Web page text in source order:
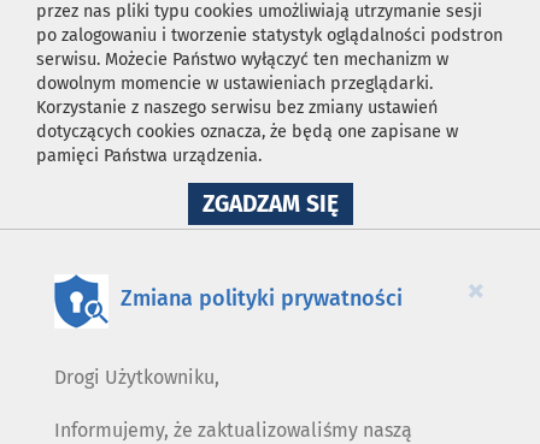
przez nas pliki typu cookies umożliwiają utrzymanie sesji
po zalogowaniu i tworzenie statystyk oglądalności podstron
serwisu. Możecie Państwo wyłączyć ten mechanizm w
dowolnym momencie w ustawieniach przeglądarki.
Korzystanie z naszego serwisu bez zmiany ustawień
dotyczących cookies oznacza, że będą one zapisane w
pamięci Państwa urządzenia.
ZGADZAM SIĘNA
WYKORZYSTANIE
×
Zmiana polityki prywatności
Drogi Użytkowniku,
Informujemy, że zaktualizowaliśmy naszą